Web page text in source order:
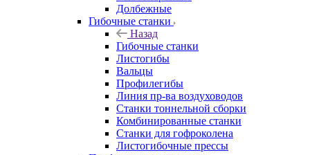
Долбежные
Гибочные станки
Назад
Гибочные станки
Листогибы
Вальцы
Профилегибы
Линия пр-ва воздуховодов
Станки тоннельной сборки
Комбинированные станки
Станки для гофроколена
Листогибочные прессы